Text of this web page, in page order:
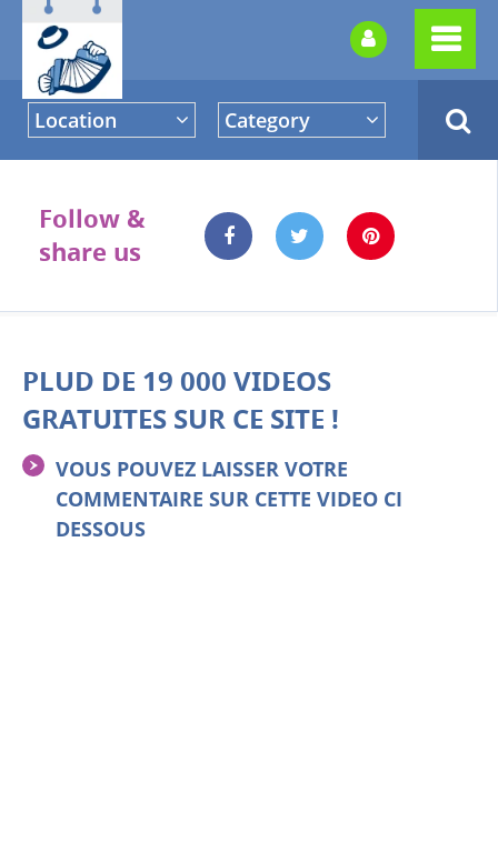
Location Category
Follow &
share us
PLUD DE 19 000 VIDEOS
GRATUITES SUR CE SITE !
VOUS POUVEZ LAISSER VOTRE
COMMENTAIRE SUR CETTE VIDEO CI
DESSOUS